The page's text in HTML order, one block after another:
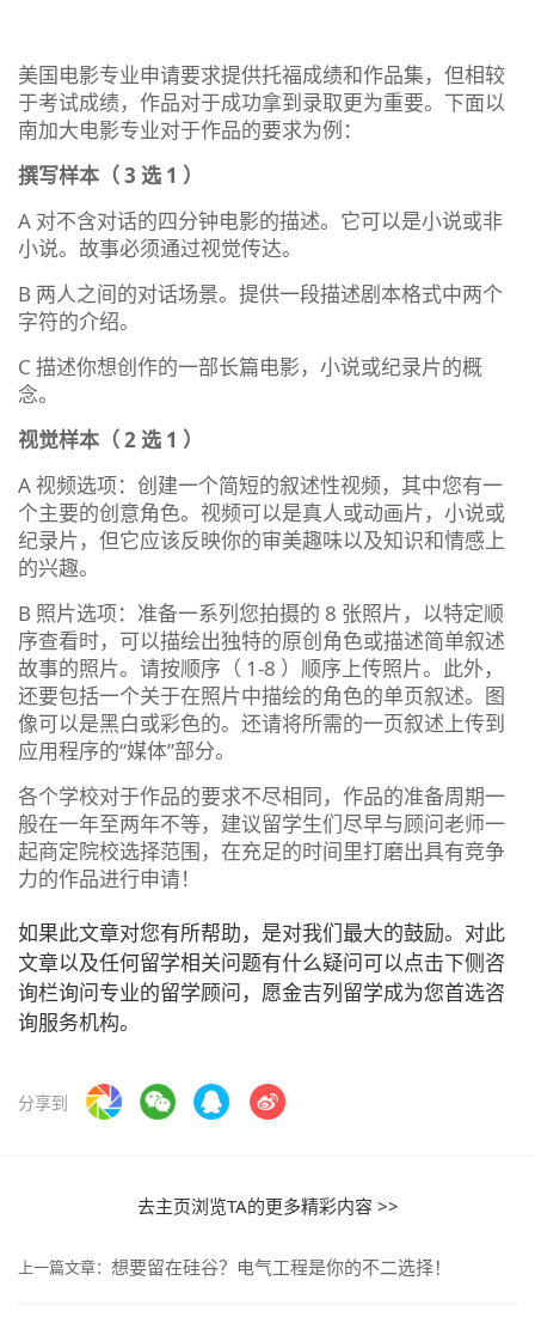
美国电影专业申请要求提供托福成绩和作品集，但相较
于考试成绩，作品对于成功拿到录取更为重要。下面以
南加大电影专业对于作品的要求为例：
撰写样本（ 3 选 1 ）
A 对不含对话的四分钟电影的描述。它可以是小说或非
小说。故事必须通过视觉传达。
B 两人之间的对话场景。提供一段描述剧本格式中两个
字符的介绍。
C 描述你想创作的一部长篇电影，小说或纪录片的概
念。
视觉样本（ 2 选 1 ）
A 视频选项：创建一个简短的叙述性视频，其中您有一
个主要的创意角色。视频可以是真人或动画片，小说或
纪录片，但它应该反映你的审美趣味以及知识和情感上
的兴趣。
B 照片选项：准备一系列您拍摄的 8 张照片，以特定顺
序查看时，可以描绘出独特的原创角色或描述简单叙述
故事的照片。请按顺序（ 1-8 ）顺序上传照片。此外，
还要包括一个关于在照片中描绘的角色的单页叙述。图
像可以是黑白或彩色的。还请将所需的一页叙述上传到
应用程序的“媒体”部分。
各个学校对于作品的要求不尽相同，作品的准备周期一
般在一年至两年不等，建议留学生们尽早与顾问老师一
起商定院校选择范围，在充足的时间里打磨出具有竞争
力的作品进行申请！
如果此文章对您有所帮助，是对我们最大的鼓励。对此
文章以及任何留学相关问题有什么疑问可以点击下侧咨
询栏询问专业的留学顾问，愿金吉列留学成为您首选咨
询服务机构。
分享到
去主页浏览TA的更多精彩内容 >>
上一篇文章： 想要留在硅谷？电气工程是你的不二选择！